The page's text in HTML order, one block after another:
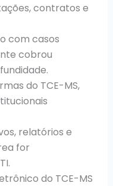
contratos e
com casos
cobrou
do TCE-MS,
relatórios e
for
do TCE-MS